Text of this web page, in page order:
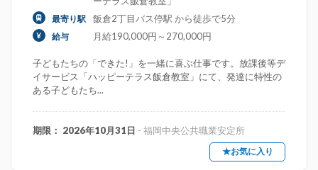
最寄り駅 飯倉2丁目バス停駅 から徒歩で5分
給与 月給190,000円～270,000円
子どもたちの「できた!」を一緒に喜ぶ仕事です。放課後等デ
イサービス「ハッピーテラス飯倉教室」にて、発達に特性の
ある子どもたち...
期限： 2026年10月31日 - 福岡中央公共職業安定所
★お気に入り